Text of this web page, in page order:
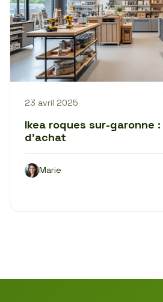
23 avril 2025
Ikea roques sur-garonne
d’achat
Marie